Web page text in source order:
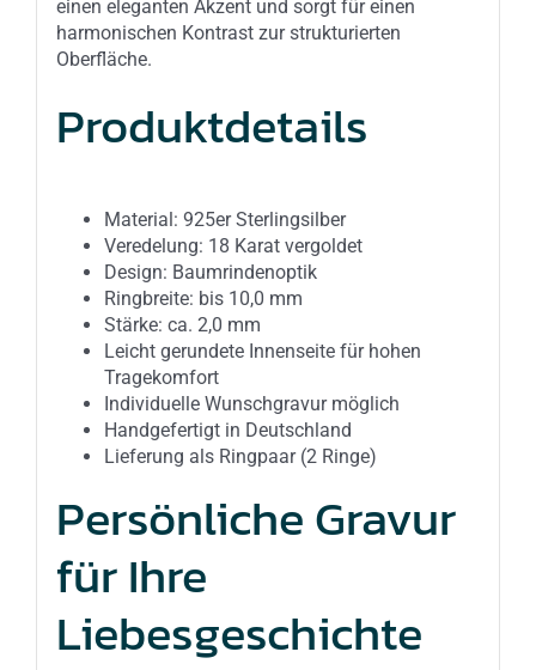
einen eleganten Akzent und sorgt für einen
harmonischen Kontrast zur strukturierten
Oberfläche.
Produktdetails
Material: 925er Sterlingsilber
Veredelung: 18 Karat vergoldet
Design: Baumrindenoptik
Ringbreite: bis 10,0 mm
Stärke: ca. 2,0 mm
Leicht gerundete Innenseite für hohen
Tragekomfort
Individuelle Wunschgravur möglich
Handgefertigt in Deutschland
Lieferung als Ringpaar (2 Ringe)
Persönliche Gravur
für Ihre
Liebesgeschichte